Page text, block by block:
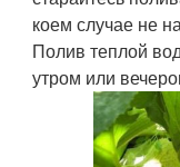
коем случае не
Полив теплой
утром или